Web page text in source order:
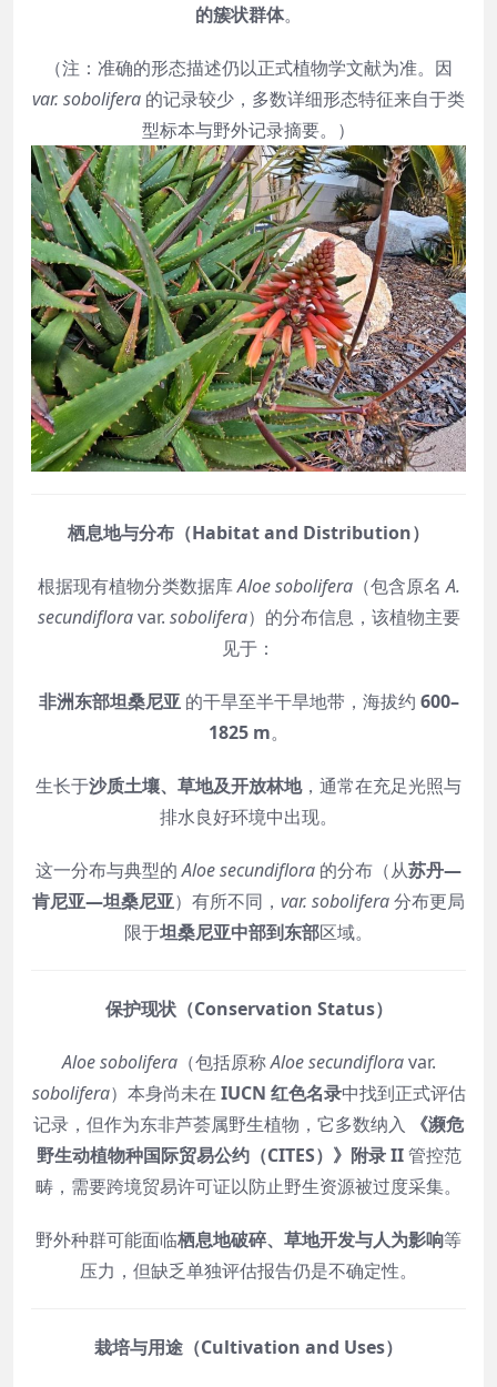
的簇状群体。
（注：准确的形态描述仍以正式植物学文献为准。因
var. sobolifera 的记录较少，多数详细形态特征来自于类
型标本与野外记录摘要。）
栖息地与分布（Habitat and Distribution）
根据现有植物分类数据库Aloe sobolifera（包含原名A.
secundifloravar. sobolifera）的分布信息，该植物主要
见于：
非洲东部坦桑尼亚的干旱至半干旱地带，海拔约 600–
1825 m。
生长于沙质土壤、草地及开放林地，通常在充足光照与
排水良好环境中出现。
这一分布与典型的Aloe secundiflora 的分布（从苏丹—
肯尼亚—坦桑尼亚）有所不同， var. sobolifera分布更局
限于坦桑尼亚中部到东部区域。
保护现状（Conservation Status）
Aloe sobolifera（包括原称Aloe secundifloravar.
sobolifera）本身尚未在 IUCN 红色名录中找到正式评估
记录，但作为东非芦荟属野生植物，它多数纳入
《濒危
野生动植物种国际贸易公约（CITES）》附录 II管控范
畴，需要跨境贸易许可证以防止野生资源被过度采集。
野外种群可能面临栖息地破碎、草地开发与人为影响等
压力，但缺乏单独评估报告仍是不确定性。
栽培与用途（Cultivation and Uses）